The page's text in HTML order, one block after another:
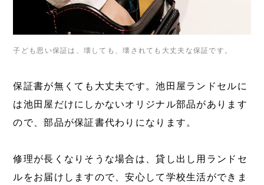
子ども思い保証は、壊しても、壊されても大丈夫な保証です。
保証書が無くても大丈夫です。池田屋ランドセルに
は池田屋だけにしかないオリジナル部品があります
ので、部品が保証書代わりになります。
修理が長くなりそうな場合は、貸し出し用ランドセ
ルをお届けしますので、安心して学校生活ができま